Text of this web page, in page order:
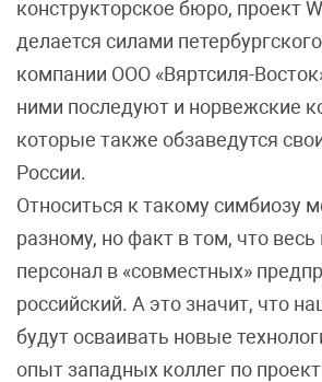
конструкторское бюро, проект
делается силами
компании ООО «Вяртсиля-
ними последуют и норвежские
которые также обзаведутся
России.
Относиться к такому симбиозу
разному, но факт в том, что
персонал в «совместных»
российский. А это значит, что
будут осваивать новые
опыт западных коллег по